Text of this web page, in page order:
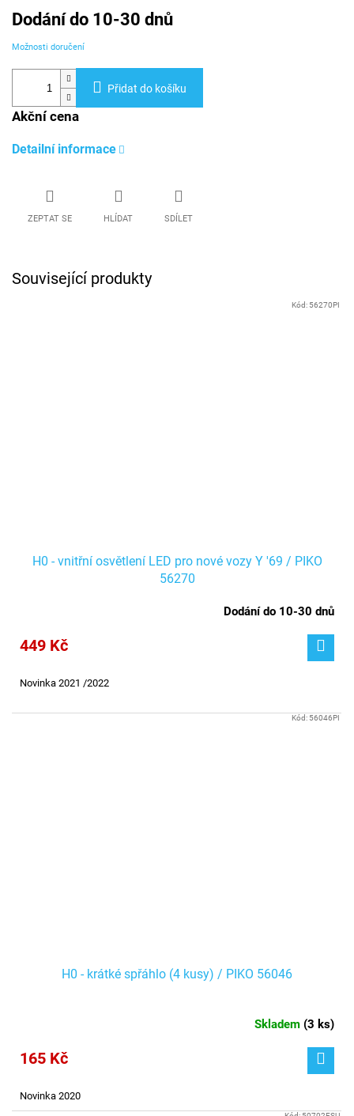
Měrná
cena:
Dodání do 10-30 dnů
Možnosti doručení
Přidat do košíku
Akční cena
Detailní informace
ZEPTAT SE HLÍDAT SDÍLET
Související produkty
H0 - vnitřní osvětlení LED pro nové vozy Y '69 / PIKO
56270
Dodání do 10-30 dnů
449 Kč
Novinka 2021 /2022
Kód: 56270PI
H0 - krátké spřáhlo (4 kusy) / PIKO 56046
Skladem (3 ks)
165 Kč
Novinka 2020
Kód: 56046PI